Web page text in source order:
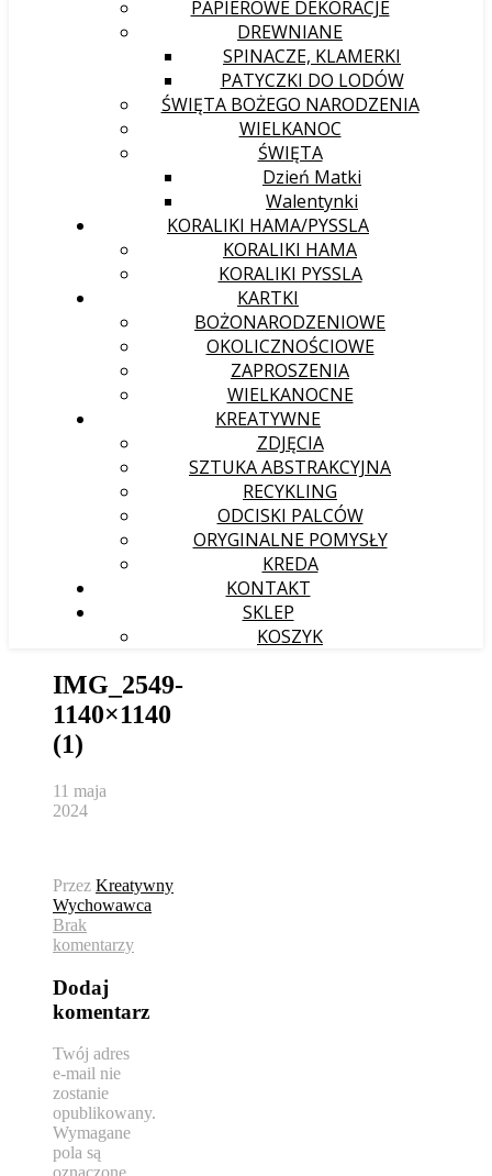
PAPIEROWE DEKORACJE
DREWNIANE
SPINACZE, KLAMERKI
PATYCZKI DO LODÓW
ŚWIĘTA BOŻEGO NARODZENIA
WIELKANOC
ŚWIĘTA
Dzień Matki
Walentynki
KORALIKI HAMA/PYSSLA
KORALIKI HAMA
KORALIKI PYSSLA
KARTKI
BOŻONARODZENIOWE
OKOLICZNOŚCIOWE
ZAPROSZENIA
WIELKANOCNE
KREATYWNE
ZDJĘCIA
SZTUKA ABSTRAKCYJNA
RECYKLING
ODCISKI PALCÓW
ORYGINALNE POMYSŁY
KREDA
KONTAKT
SKLEP
KOSZYK
IMG_2549-
1140×1140
(1)
11 maja
2024
Przez Kreatywny
Wychowawca
Brak
komentarzy
Dodaj
komentarz
Twój adres
e-mail nie
zostanie
opublikowany.
Wymagane
pola są